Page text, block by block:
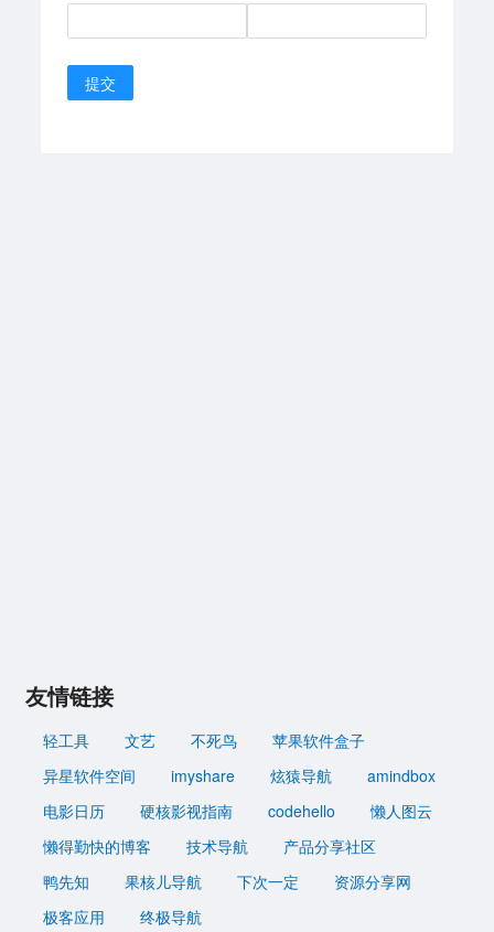
提交
友情链接
轻工具 文艺 不死鸟
苹果软件盒子
异星软件空间
imyshare 炫猿导航
amindbox
电影日历
硬核影视指南 codehello
懒人图云
懒得勤快的博客
技术导航
产品分享社区
鸭先知
果核儿导航 下次一定
资源分享网
极客应用
终极导航